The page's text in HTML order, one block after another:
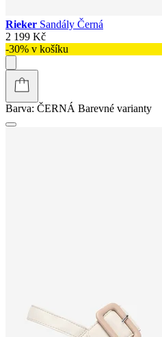
Rieker Sandály Černá
2 199 Kč
-30% v košíku
Barva: ČERNÁ Barevné varianty